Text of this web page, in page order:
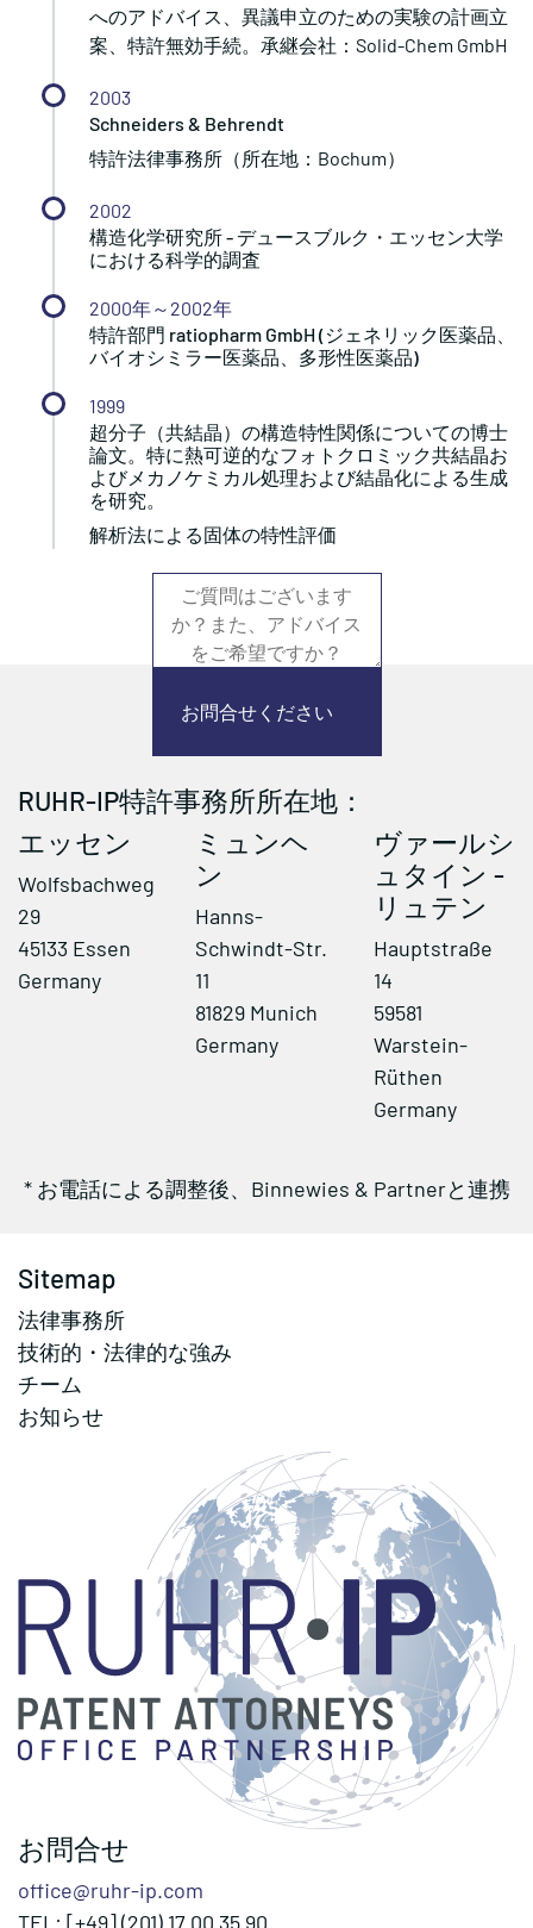
へのアドバイス、異議申立のための実験の計画立
案、特許無効手続。承継会社：Solid-Chem GmbH
2003
Schneiders & Behrendt
特許法律事務所（所在地：Bochum）
2002
構造化学研究所 - デュースブルク・エッセン大学
における科学的調査
2000年～2002年
特許部門 ratiopharm GmbH (ジェネリック医薬品、
バイオシミラー医薬品、多形性医薬品)
1999
超分子（共結晶）の構造特性関係についての博士
論文。特に熱可逆的なフォトクロミック共結晶お
よびメカノケミカル処理および結晶化による生成
を研究。
解析法による固体の特性評価
お問合せください
RUHR-IP特許事務所所在地：
エッセン
Wolfsbachweg
29
45133 Essen
Germany
ミュンヘ
ン
Hanns-
Schwindt-Str.
11
81829 Munich
Germany
ヴァールシ
ュタイン -
リュテン
Hauptstraße
14
59581
Warstein-
Rüthen
Germany
* お電話による調整後、Binnewies & Partnerと連携
Sitemap
法律事務所
技術的・法律的な強み
チーム
お知らせ
お問合せ
office@ruhr-ip.com
TEL: [+49] (201) 17 00 35 90